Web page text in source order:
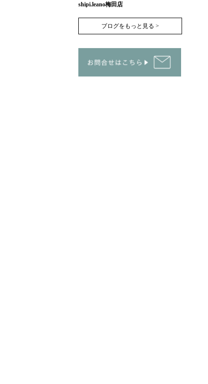
shipi.leano梅田店
ブログをもっと見る >